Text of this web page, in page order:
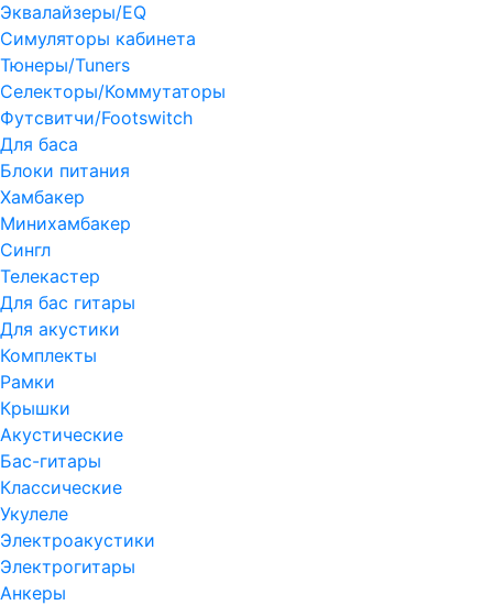
Эквалайзеры/EQ
Симуляторы кабинета
Тюнеры/Tuners
Селекторы/Коммутаторы
Футсвитчи/Footswitch
Для баса
Блоки питания
Хамбакер
Минихамбакер
Сингл
Телекастер
Для бас гитары
Для акустики
Комплекты
Рамки
Крышки
Акустические
Бас-гитары
Классические
Укулеле
Электроакустики
Электрогитары
Анкеры